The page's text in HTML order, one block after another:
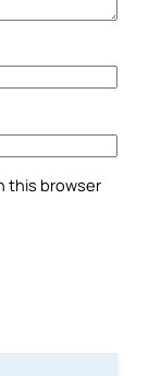
this browser